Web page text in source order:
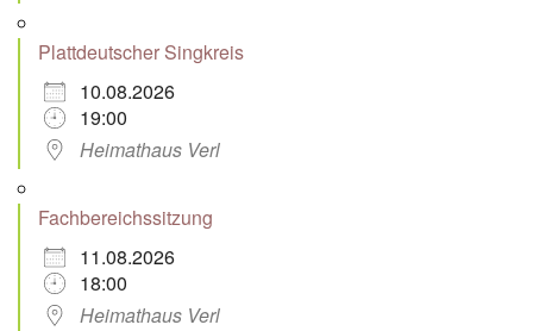
Plattdeutscher Singkreis
10.08.2026
19:00
Heimathaus Verl
Fachbereichssitzung
11.08.2026
18:00
Heimathaus Verl